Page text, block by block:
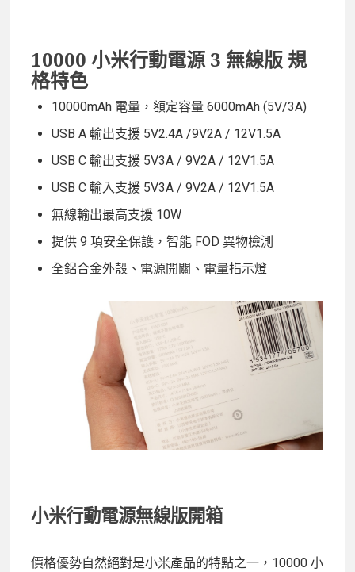
10000 小米行動電源 3 無線版 規
格特色
10000mAh 電量，額定容量 6000mAh (5V/3A)
USB A 輸出支援 5V2.4A /9V2A / 12V1.5A
USB C 輸出支援 5V3A / 9V2A / 12V1.5A
USB C 輸入支援 5V3A / 9V2A / 12V1.5A
無線輸出最高支援 10W
提供 9 項安全保護，智能 FOD 異物檢測
全鋁合金外殼、電源開關、電量指示燈
小米行動電源無線版開箱
價格優勢自然絕對是小米產品的特點之一，10000 小